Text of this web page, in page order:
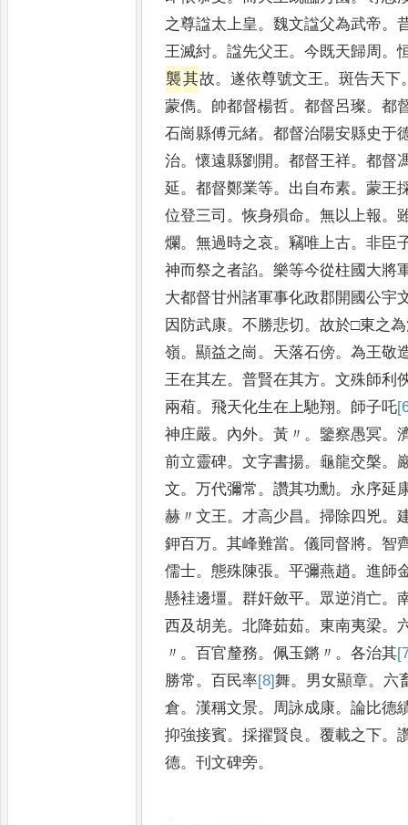
之尊諡太上皇。魏文諡父為武帝。
王滅紂。諡先父王。今既天歸周 。
襲其故。遂依尊號文王。斑告天下
蒙儁。 帥都督楊哲。都督呂璨。都
石崗縣傅元緒。都督治陽安縣史于
治。懷遠縣劉開。都督王祥。都督
延。都督鄭業等。 出自布素。蒙王
位登三司 。恢身殞命。無以上報。
爛。無過時之哀。竊唯上古。非臣
神而祭之者諂。樂等今從柱國大將
大都督甘州諸軍事化政郡開國公宇
因防武康。不勝悲切 。故於□東之
嶺。顯益之崗。 天落石傍。為王敬
王在其左。普賢在其方。文殊師利
兩葙。飛天化生在上馳翔。 師子吒
神庄嚴。 內外。黃〃 。鑒察愚冥。
前立靈碑。文字書揚。龜龍交槃。
文。万代彌常。讚其功勳。 永序延
赫〃文王。才高少昌。掃除四兇。
鉀百万。其峰難當。儀同督將。 智
儒士。態殊陳張。平彌燕趙。進師
懸袿邊壃。群奸斂平。 眾逆消亡。
西及胡羌。北降茹茹。東南夷梁。
〃 。 百官釐務。佩玉鏘〃 。各治其
勝常。 百民率[8]舞。 男女顯章。 六
倉。漢稱文景。 周詠成康。論比德
抑強接賓。採擢賢良 。覆載之下。
德。刊文碑旁。